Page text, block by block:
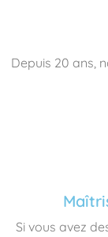
Depuis 20 ans,
Si vous avez